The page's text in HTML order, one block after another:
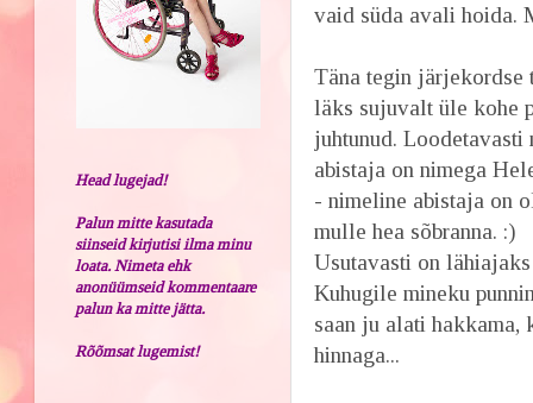
vaid süda avali hoida.
Täna tegin
läks sujuvalt üle kohe
juhtunud.
abistaja on nimega
- nimeline abistaja on
mulle hea sõbranna. :)
Usutavasti on
Kuhugile mineku
saan ju alati hakkama,
hinnaga...
Head lugejad!
Palun mitte kasutada
siinseid kirjutisi ilma minu
loata. Nimeta ehk
anonüümseid kommentaare
palun ka mitte jätta.
Rõõmsat lugemist!